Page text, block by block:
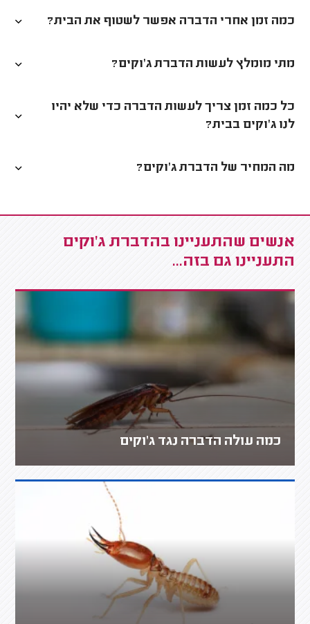
כמה זמן אחרי הדברה אפשר לשטוף את הבית?
מתי מומלץ לעשות הדברת ג'וקים?
כל כמה זמן צריך לעשות הדברה כדי שלא יהיו
לנו ג'וקים בבית?
מה המחיר של הדברת ג'וקים?
אנשים שהתעניינו בהדברת ג'וקים
התעניינו גם בזה...
כמה עולה הדברה נגד ג'וקים